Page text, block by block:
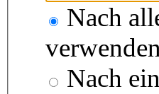
Nach
verwenden
Nach